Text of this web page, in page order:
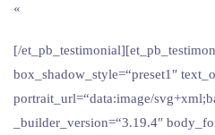
«
[/
box_shadow_style=“preset1″
portrait_url=“data:image/
_builder_version=“3.19.4″